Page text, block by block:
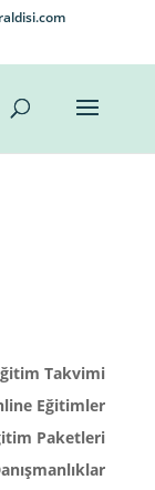
Takvimi
Eğitimler
Paketleri